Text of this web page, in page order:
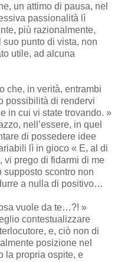
un attimo di pausa, nel
passionalità lì
più razionalmente,
punto di vista, non
utile, ad alcuna
che, in verità, entrambi
possibilità di rendervi
in cui vi state trovando. »
nell’essere, in quel
di possedere idee
lì in gioco « E, al di
vi prego di fidarmi di me
supposto scontro non
a nulla di positivo…
vuole da te…?! »
contestualizzare
e, ciò non di
posizione nel
la propria ospite, e